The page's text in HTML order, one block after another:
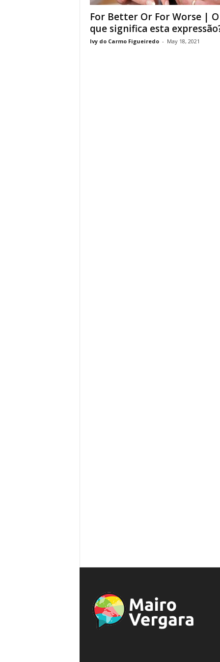
For Better Or For Worse | O
que significa esta
Ivy do Carmo Figueiredo - May 18, 2021